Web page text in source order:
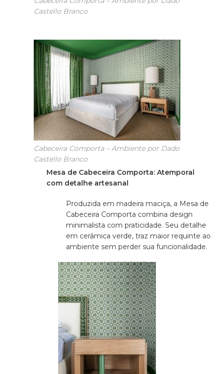
Castello Branco
Cabeceira Comporta – Ambiente por Dado
Castello Branco
Mesa de Cabeceira Comporta: Atemporal
com detalhe artesanal
Produzida em madeira maciça, a Mesa de
Cabeceira Comporta combina design
minimalista com praticidade. Seu detalhe
em cerâmica verde, traz maior requinte ao
ambiente sem perder sua funcionalidade.